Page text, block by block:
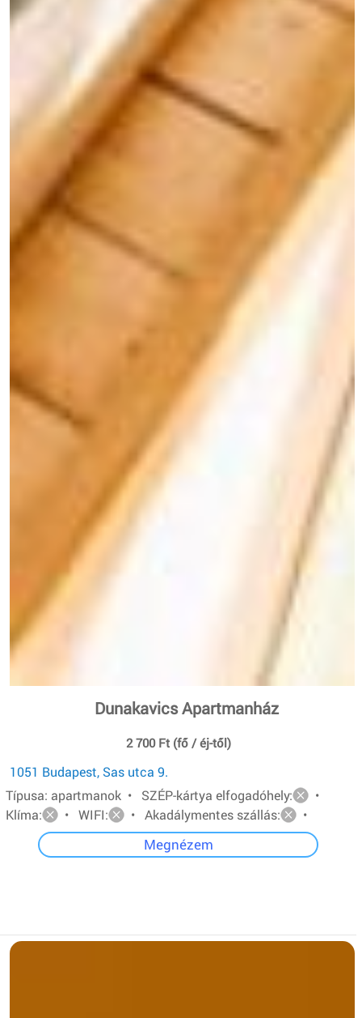
Dunakavics Apartmanház
2 700 Ft (fő / éj-től)
1051 Budapest, Sas utca 9.
Típusa: apartmanok • SZÉP-kártya elfogadóhely:
•
Klíma:
• WIFI: • Akadálymentes szállás: •
Megnézem